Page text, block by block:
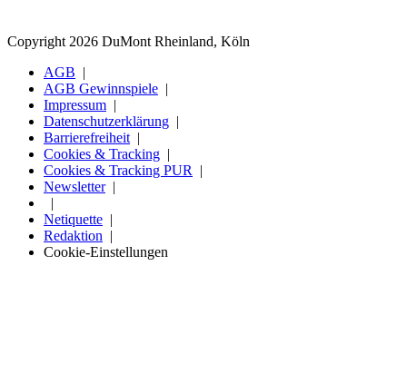
Copyright 2026 DuMont Rheinland, Köln
AGB
AGB Gewinnspiele
Impressum
Datenschutzerklärung
Barrierefreiheit
Cookies & Tracking
Cookies & Tracking PUR
Newsletter
Netiquette
Redaktion
Cookie-Einstellungen